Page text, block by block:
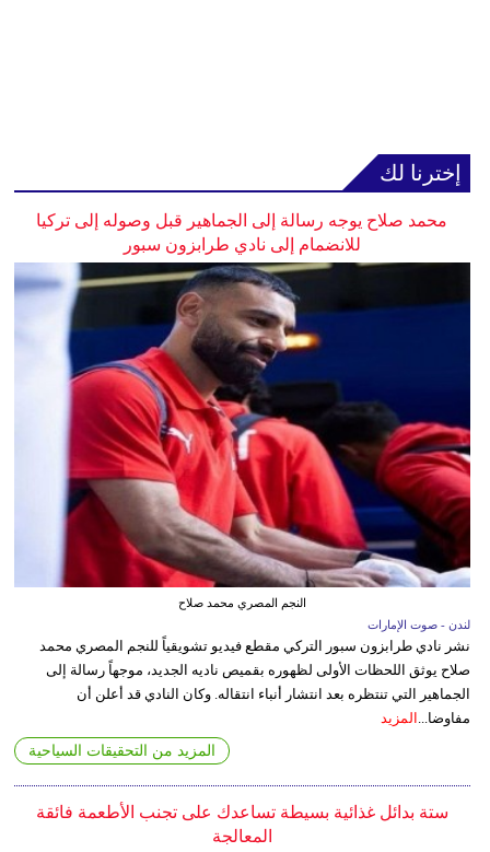
إخترنا لك
محمد صلاح يوجه رسالة إلى الجماهير قبل وصوله إلى تركيا
للانضمام إلى نادي طرابزون سبور
النجم المصري محمد صلاح
لندن - صوت الإمارات
نشر نادي طرابزون سبور التركي مقطع فيديو تشويقياً للنجم المصري محمد
صلاح يوثق اللحظات الأولى لظهوره بقميص ناديه الجديد، موجهاً رسالة إلى
الجماهير التي تنتظره بعد انتشار أنباء انتقاله. وكان النادي قد أعلن أن
مفاوضا... المزيد
المزيد من التحقيقات السياحية
ستة بدائل غذائية بسيطة تساعدك على تجنب الأطعمة فائقة
المعالجة